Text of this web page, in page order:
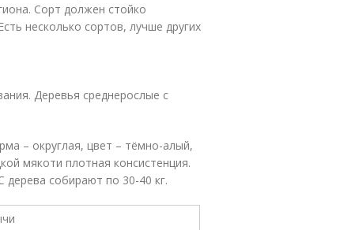
Сорт должен стойко
несколько сортов, лучше других
Деревья среднерослые с
– округлая, цвет – тёмно-алый,
мякоти плотная консистенция.
дерева собирают по 30-40 кг.